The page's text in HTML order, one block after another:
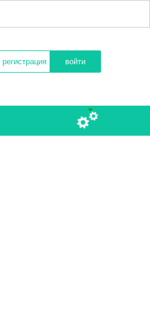
регистрация войти